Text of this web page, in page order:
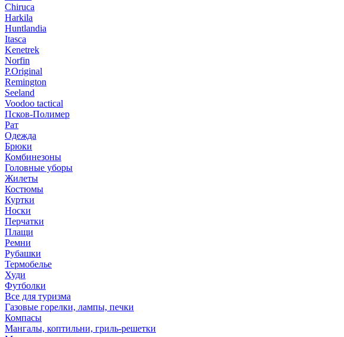
Chiruсa
Harkila
Huntlandia
Itasca
Kenetrek
Norfin
P.Original
Remington
Seeland
Voodoo tactical
Псков-Полимер
Рат
Одежда
Брюки
Комбинезоны
Головные уборы
Жилеты
Костюмы
Куртки
Носки
Перчатки
Плащи
Ремни
Рубашки
Термобелье
Худи
Футболки
Все для туризма
Газовые горелки, лампы, печки
Компасы
Мангалы, коптильни, гриль-решетки